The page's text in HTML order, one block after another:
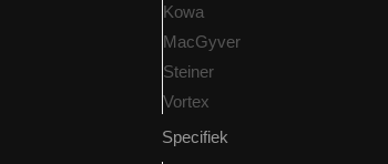
Kowa
MacGyver
Steiner
Vortex
Specifiek